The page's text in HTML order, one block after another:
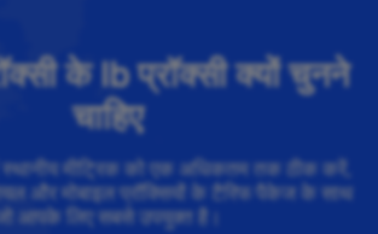
के lb प्रॉक्सी क्यों चुनने
चाहिए
मीट्रिक को एक अधिकतम तक ठीक करें,
और मोबाइल प्रॉक्सियों के टैरिफ पैकेज के साथ
आपके लिए सबसे उपयुक्त है।